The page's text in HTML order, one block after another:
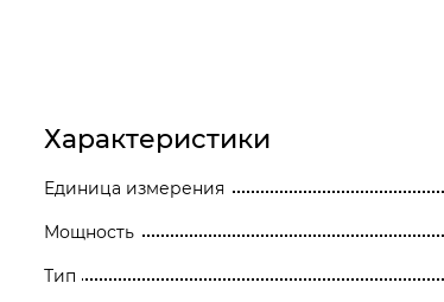
Электроинструмент
Электрохозтовары
Характеристики
Единица измерения
Мощность
Тип